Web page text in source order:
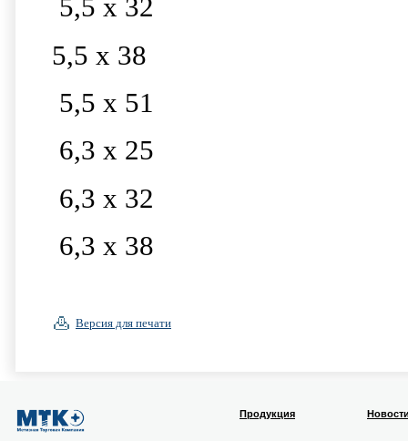
5,5 x 32
5,5 x 38
5,5 x 51
6,3 х 25
6,3 х 32
6,3 х 38
Версия для печати
Продукция